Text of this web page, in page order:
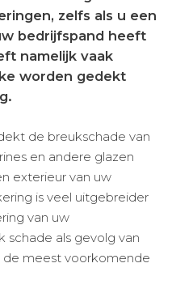
zelfs als u een
bedrijfspand heeft
namelijk vaak
worden gedekt
de breukschade van
en andere glazen
exterieur van uw
is veel uitgebreider
van uw
schade als gevolg van
de meest voorkomende